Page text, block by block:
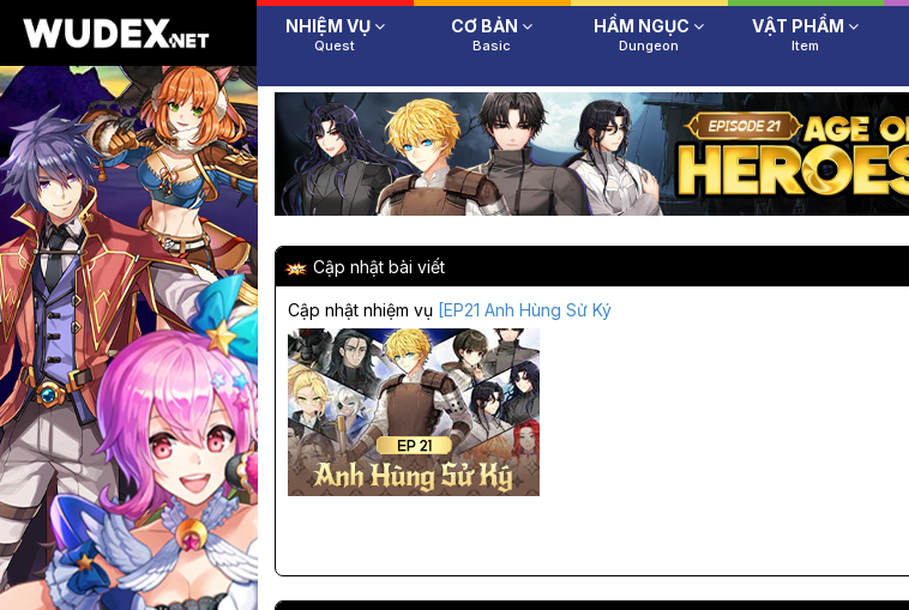
NHIỆM VỤ
Quest
CƠ BẢN
Basic
HẦM NGỤC
Dungeon
VẬT PHẨM
Item
Cập nhật bài viết
Cập nhật nhiệm vụ [EP21 Anh Hùng Sử Ký